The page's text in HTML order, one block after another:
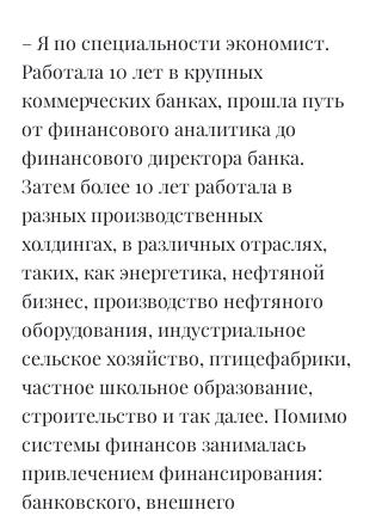
– Я по специальности экономист.
Работала 10 лет в крупных
коммерческих банках, прошла путь
от финансового аналитика до
финансового директора банка.
Затем более 10 лет работала в
разных производственных
холдингах, в различных отраслях,
таких, как энергетика, нефтяной
бизнес, производство нефтяного
оборудования, индустриальное
сельское хозяйство, птицефабрики,
частное школьное образование,
строительство и так далее. Помимо
системы финансов занималась
привлечением финансирования:
банковского, внешнего